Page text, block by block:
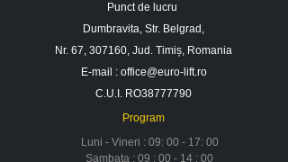
Punct de lucru
Dumbravita, Str. Belgrad,
Nr. 67, 307160, Jud. Timiș, Romania
E-mail : office@euro-lift.ro
C.U.I. RO38777790
Program
Luni - Vineri : 09: 00 - 17: 00
Sambata : 09 : 00 - 14 : 00